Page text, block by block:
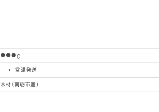
●●●g
常温発送
木材（南砺市産）